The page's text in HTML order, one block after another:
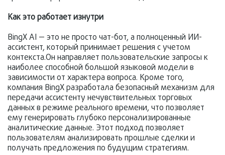
Как это работает изнутри
BingX AI — это не просто чат-бот, а полноценный ИИ-
ассистент, который принимает решения с учетом
контекста.Он направляет пользовательские запросы к
наиболее способной большой языковой модели в
зависимости от характера вопроса. Кроме того,
компания BingX разработала безопасный механизм для
передачи ассистенту нечувствительных торговых
данных в режиме реального времени, что позволяет
ему генерировать глубоко персонализированные
аналитические данные. Этот подход позволяет
пользователям анализировать прошлые сделки и
получать предложения по будущим стратегиям.